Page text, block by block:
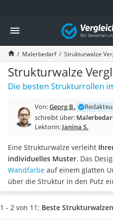
Die beliebtesten Vergleiche nach
Baumarkt
Tresor feuerfest
Makita-Akku-Rasenmäher
Kappsäge
Smartes Türschloss
Akku-Rasentrimmer
Feuchtigkeitsmessgerät
Split-Klimaanlage 2 Innengeräte
Pelletofen
Tiefbrunnenpumpe
Fliesenschneider
Hochdruckreiniger
Doppelschleifer
Überwachungskamera
Benzinrasenmäher mit Elektrostart
Vergleich
Malerbedarf Strukturwalze
Strukturwalze
Die besten Strukturrollen
Von:Georg B.
schreibt über:
Lektorin: Janina S.
Eine Strukturwalze verleiht
individuelles Muster. Das
Wandfarbe auf einem glatten
über die Struktur in den Putz
Einarbeiten des Musters
wie diverse Tests im Internet
1 - 2 von 11: Beste Strukturwalzen